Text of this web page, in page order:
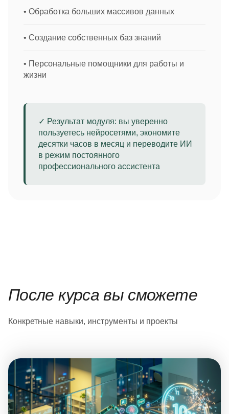
• Обработка больших массивов данных
• Создание собственных баз знаний
• Персональные помощники для работы и
жизни
✓ Результат модуля: вы уверенно
пользуетесь нейросетями, экономите
десятки часов в месяц и переводите ИИ
в режим постоянного
профессионального ассистента
После курса вы сможете
Конкретные навыки, инструменты и проекты